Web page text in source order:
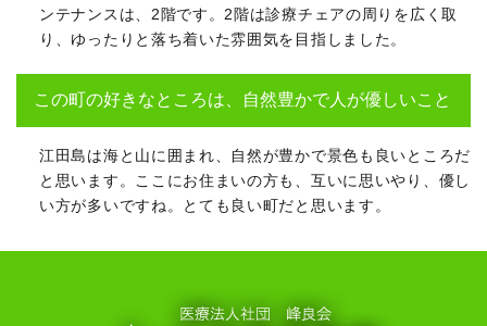
ンテナンスは、2階です。2階は診療チェアの周りを広く取
り、ゆったりと落ち着いた雰囲気を目指しました。
この町の好きなところは、自然豊かで人が優しいこと
江田島は海と山に囲まれ、自然が豊かで景色も良いところだ
と思います。ここにお住まいの方も、互いに思いやり、優し
い方が多いですね。とても良い町だと思います。